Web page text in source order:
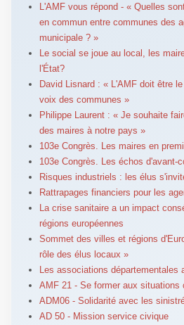
L'AMF vous répond - « Quelles
en commun entre communes des
municipale ? »
Le social se joue au local, les
l'État?
David Lisnard : « L'AMF doit être
voix des communes »
Philippe Laurent : « Je souhaite
des maires à notre pays »
103e Congrès. Les maires en
103e Congrès. Les échos d'avant-
Risques industriels : les élus
Rattrapages financiers pour les
La crise sanitaire a un impact
régions européennes
Sommet des villes et régions
rôle des élus locaux »
Les associations départementales
AMF 21 - Se former aux situations
ADM06 - Solidarité avec les
AD 50 - Mission service civique